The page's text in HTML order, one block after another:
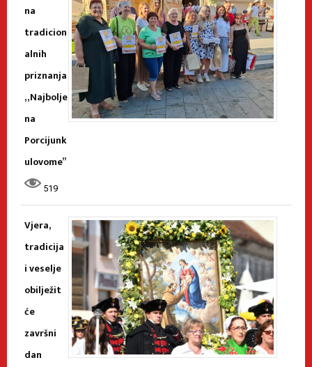
na
tradicion
alnih
priznanja
„Najbolje
na
Porcijunk
ulovome”
519
Vjera,
tradicija
i veselje
obilježit
će
završni
dan